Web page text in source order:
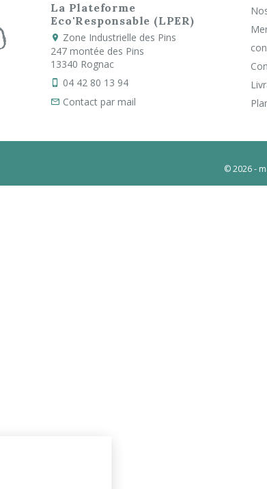
La Plateforme
Eco'Responsable (LPER)
Zone Industrielle des Pins
247 montée des Pins
13340 Rognac
04 42 80 13 94
Contact par mail
© 2026 -